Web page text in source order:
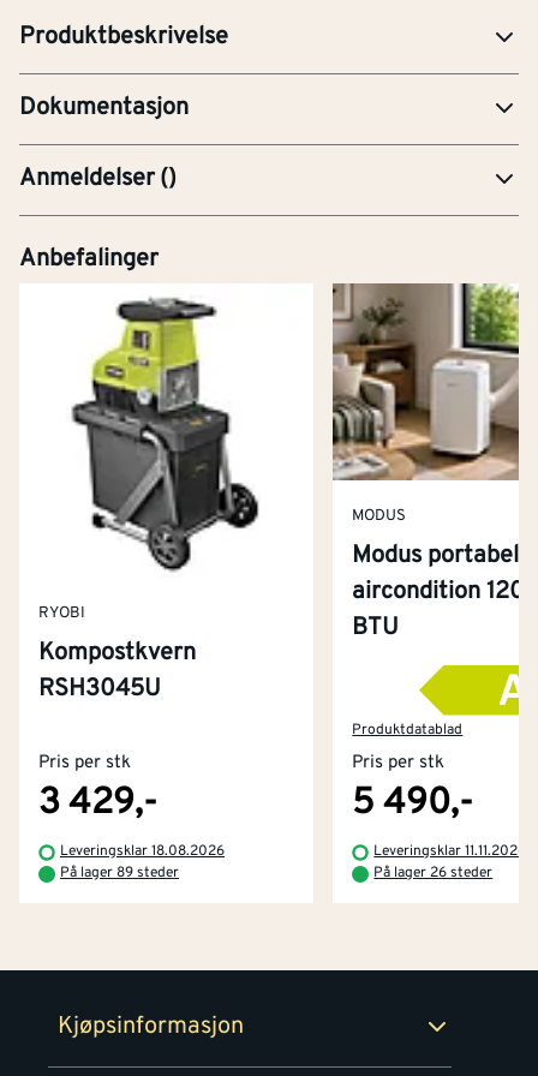
Produktbeskrivelse
Dokumentasjon
uis_safety_and_occupational_footwear_2025.pdf
Anmeldelser()
Anbefalinger
RYOBI
Kompostkvern
RSH3045U
Pris per stk
3 429,-
Leveringsklar 18.08.2026
På lager 89 steder
MODUS
Modus portabel
aircondition
BTU
Produktdatablad
Pris per stk
5 490,-
Leveringsklar 11.11.2026
På lager 26 steder
Kjøpsinformasjon
Kjøpsbetingelser
Retur- og angrerettsskjema
Tjenester
Montér Klubb
Byggevarehus og åpningstider
Prismatch
Personvern